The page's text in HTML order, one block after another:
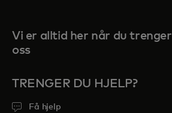
Vi er alltid her når du trenger
oss
TRENGER DU HJELP?
Få hjelp